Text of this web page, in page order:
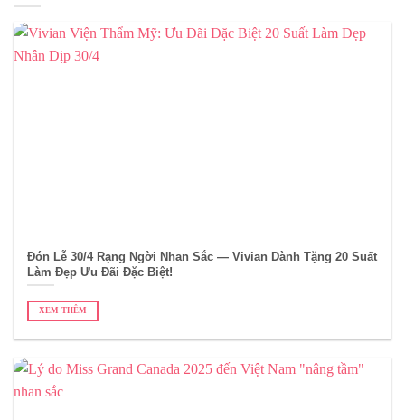
Đón Lễ 30/4 Rạng Ngời Nhan Sắc — Vivian Dành Tặng 20 Suất
Làm Đẹp Ưu Đãi Đặc Biệt!
XEM THÊM